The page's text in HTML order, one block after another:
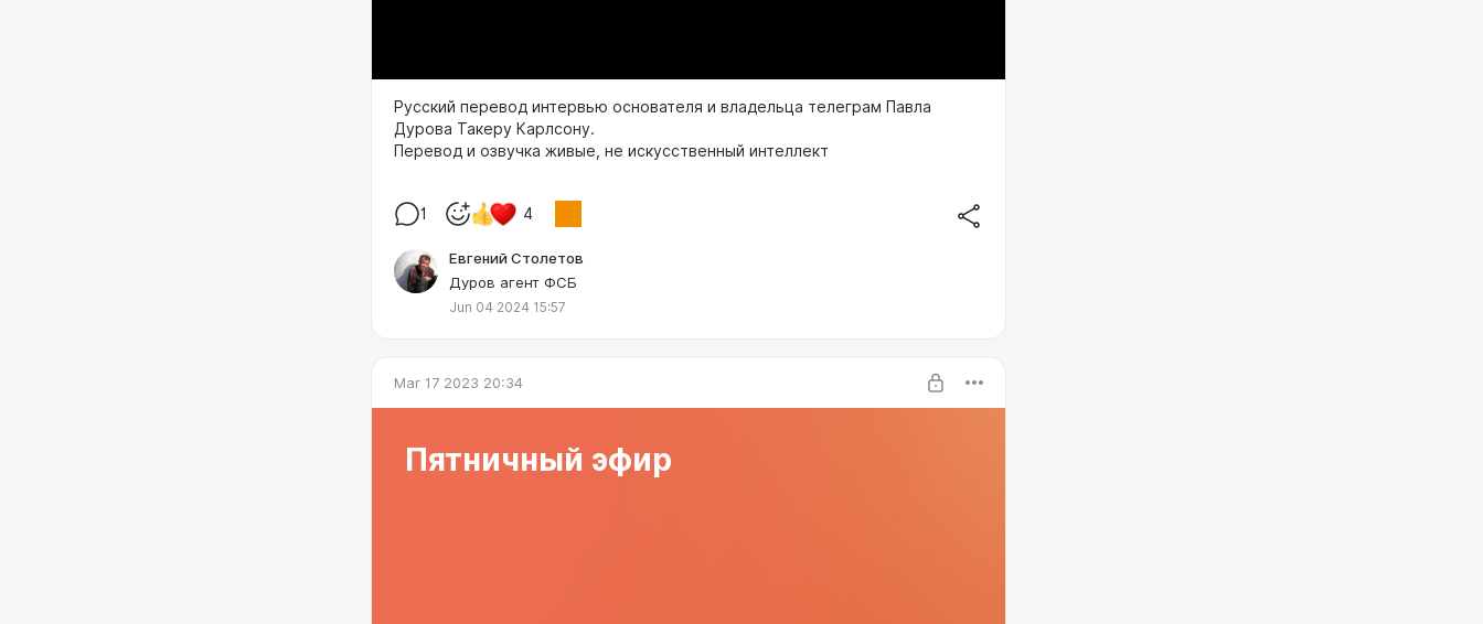
Русский перевод интервью основателя и владельца телеграм Павла
Дурова Такеру Карлсону.
Перевод и озвучка живые, не искусственный интеллект
1 4
Евгений Столетов
Дуров агент ФСБ
Jun 04 2024 15:57
Mar 17 2023 20:34
Пятничный эфир